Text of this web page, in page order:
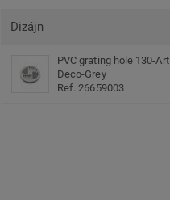
Dizájn
PVC grating hole 130-Art
Deco-Grey
Ref. 26659003